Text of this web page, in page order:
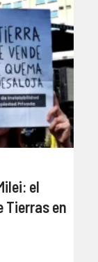
el
Tierras en